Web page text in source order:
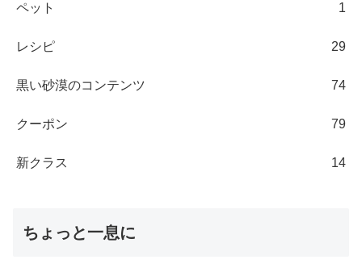
ペット 1
レシピ 29
黒い砂漠のコンテンツ 74
クーポン 79
新クラス 14
ちょっと一息に